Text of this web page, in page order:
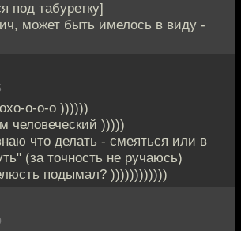
под табуретку]
может быть имелось в виду -
о-о-о ))))))
человеческий )))))
что делать - смеяться или в
(за точность не ручаюсь)
подымал? ))))))))))))